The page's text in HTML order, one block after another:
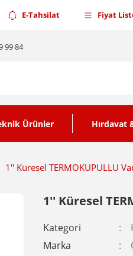
E-Tahsilat Fiyat
99 84
Ürünler Hırdavat
1'' Küresel TERMOKUPULLU
1'' Küresel
Kategori
Marka